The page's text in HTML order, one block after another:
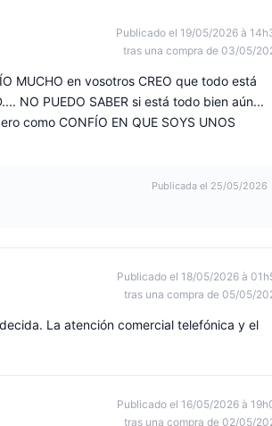
Publicado el 19/05/2026 à
tras una compra de 03/05/
MUCHO en vosotros CREO que todo está
NO PUEDO SABER si está todo bien aún...
como CONFÍO EN QUE SOYS UNOS
Publicada el 25/05/2026
Publicado el 18/05/2026 à
tras una compra de 05/05/
La atención comercial telefónica y el
Publicado el 16/05/2026 à
tras una compra de 02/05/